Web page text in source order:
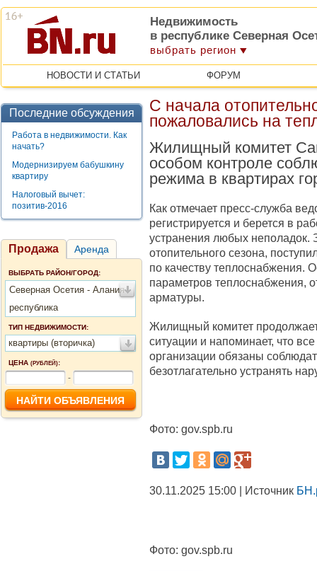
Недвижимость
в республике Северная
выбрать регион
НОВОСТИ И СТАТЬИ ФОРУМ
Последние обсуждения
Работа в недвижимости. Как
начать?
Модернизируем бабушкину
квартиру
Налоговый вычет:
позитив-2016
Продажа Аренда
ВЫБРАТЬ РАЙОН/ГОРОД:
Северная Осетия - Алания
республика
ТИП НЕДВИЖИМОСТИ:
квартиры (вторичка)
ЦЕНА (РУБЛЕЙ):
-
С начала
пожаловались на
Жилищный комитет
особом контроле
режима в квартирах
Как отмечает пресс-служба
регистрируется и берется в
устранения любых
отопительного сезона,
по качеству теплоснабжения.
параметров теплоснабжения,
арматуры.
Жилищный комитет
ситуации и напоминает, что
организации обязаны
безотлагательно устранять
Фото: gov.spb.ru
30.11.2025 15:00 | Источник
Фото: gov.spb.ru